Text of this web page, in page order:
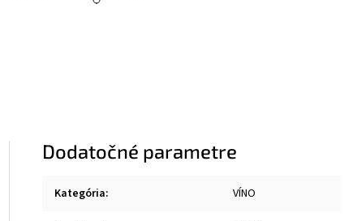
Dodatočné parametre
Kategória: VÍNO